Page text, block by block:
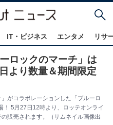
IT・ビジネス エンタメ リサ
ロックのマーチ」は
より数量＆期間限定
がコラボレーションした「ブルーロ
！ 5月27日12時より、ロッテオンライ
販売されます。（サムネイル画像出